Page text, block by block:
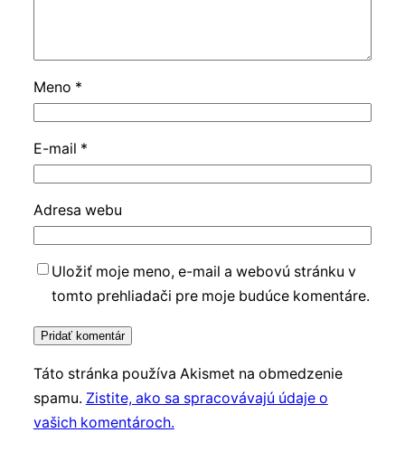
Meno *
E-mail *
Adresa webu
Uložiť moje meno, e-mail a webovú stránku v
tomto prehliadači pre moje budúce komentáre.
Táto stránka používa Akismet na obmedzenie
spamu. Zistite, ako sa spracovávajú údaje o
vašich komentároch.